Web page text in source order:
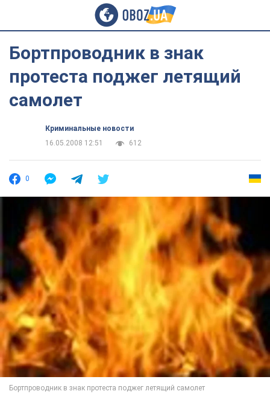
Бортпроводник в знак
протеста поджег летящий
самолет
Криминальные новости
16.05.2008 12:51
612
0